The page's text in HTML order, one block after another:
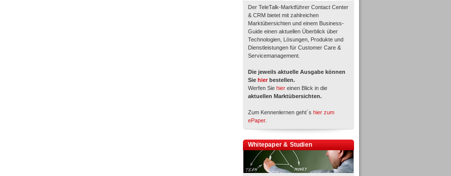
Der TeleTalk-Marktführer Contact Center
& CRM bietet mit zahlreichen
Marktübersichten und einem Business-
Guide einen aktuellen Überblick über
Technologien, Lösungen, Produkte und
Dienstleistungen für Customer Care &
Servicemanagement.
Die jeweils aktuelle Ausgabe können
Sie hier bestellen.
Werfen Sie hier einen Blick in die
aktuellen Marktübersichten.
Zum Kennenlernen geht´s hier zum
ePaper.
Whitepaper & Studien